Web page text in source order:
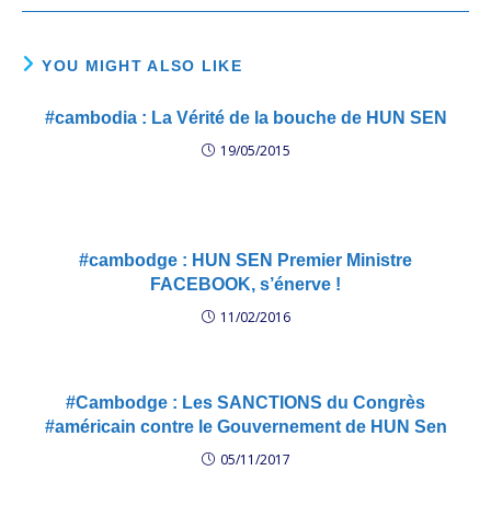
YOU MIGHT ALSO LIKE
#cambodia : La Vérité de la bouche de HUN SEN
19/05/2015
#cambodge : HUN SEN Premier Ministre
FACEBOOK, s’énerve !
11/02/2016
#Cambodge : Les SANCTIONS du Congrès
#américain contre le Gouvernement de HUN Sen
05/11/2017